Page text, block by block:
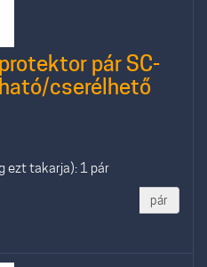
pár SC-
cserélhető
ezt takarja): 1 pár
pár